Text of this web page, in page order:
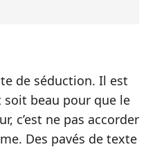
de séduction. Il est
beau pour que le
c’est ne pas accorder
Des pavés de texte